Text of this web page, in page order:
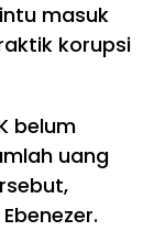
masuk
korupsi
belum
uang